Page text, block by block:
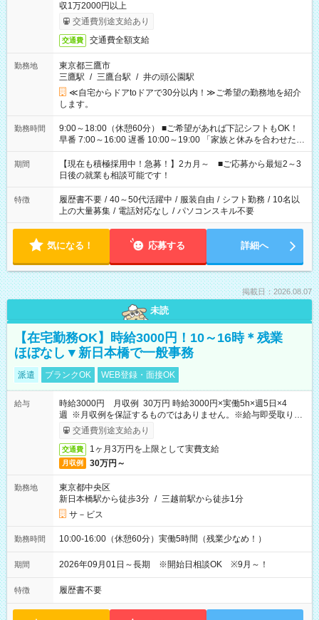
収1万2000円以上
交通費別途支給あり
交通費 交通費全額支給
勤務地
東京都三鷹市
三鷹駅 / 三鷹台駅 / 井の頭公園駅
≪自宅からドアtoドアで30分以内！≫ご希望の勤務地を紹介
します。
勤務時間
9:00～18:00（休憩60分） ■ご希望があれば下記シフトもOK！
早番 7:00～16:00 遅番 10:00～19:00 「家族と休みを合わせた
い」 「余裕を持って夕飯の準備がしたい」 「できれば残業はし
たくない」 など、ご希望を教えてくださいね。 ※Wワーク希望
の方へ 今ご覧のお仕事で希望する勤務時間と、もう1つのお仕事
の勤務時間。 合計で週40時間を超える場合は応募できません。
期間
【現在も積極採用中！急募！】2カ月～ ■ご応募から最短2～3
日後の就業も相談可能です！
特徴 履歴書不要 / 40～50代活躍中 / 服装自由 / シフト勤務 / 10名以
上の大量募集 / 電話対応なし / パソコンスキル不要
気になる！ 応募する 詳細へ
掲載日：2026.08.07
未読
【在宅勤務OK】時給3000円！10～16時＊残業
ほぼなし▼新日本橋で一般事務
派遣 ブランクOK WEB登録・面接OK
給与
時給3000円 月収例 30万円 時給3000円×実働5h×週5日×4
週 ※月収例を保証するものではありません。※給与即受取りサ
ービス利用可（利用条件有）
交通費別途支給あり
交通費 1ヶ月3万円を上限として実費支給
月収例 30万円～
勤務地
東京都中央区
新日本橋駅から徒歩3分 / 三越前駅から徒歩1分
サ－ビス
勤務時間 10:00-16:00（休憩60分）実働5時間（残業少なめ！）
期間 2026年09月01日～長期 ※開始日相談OK ※9月～！
特徴 履歴書不要